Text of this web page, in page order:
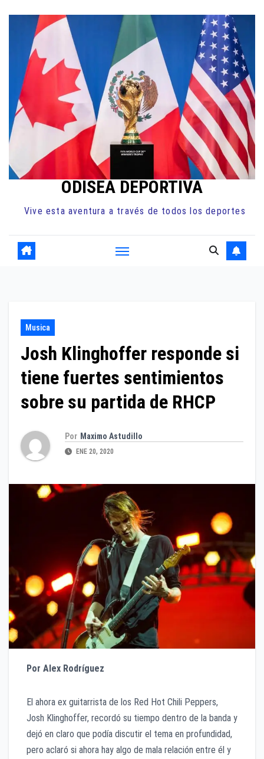
contenido
ODISEA DEPORTIVA
Vive esta aventura a través de todos los deportes
Musica
Josh Klinghoffer responde si
tiene fuertes sentimientos
sobre su partida de RHCP
Por Maximo Astudillo
ENE 20, 2020
Por Alex Rodríguez
El ahora ex guitarrista de los Red Hot Chili Peppers,
Josh Klinghoffer, recordó su tiempo dentro de la banda y
dejó en claro que podía discutir el tema en profundidad,
pero aclaró si ahora hay algo de mala relación entre él y